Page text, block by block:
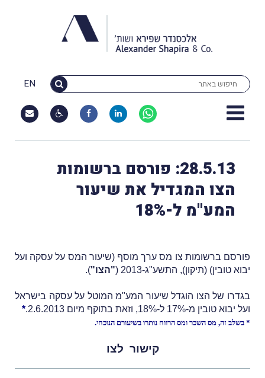
EN
28.5.13: פורסם ברשומות
הצו המגדיל את שיעור
המע"מ ל-18%
פורסם ברשומות צו מס ערך מוסף (שיעור המס על עסקה ועל
יבוא טובין) (תיקון), התשע"ג-2013 (
"הצו").
בגדרו של הצו הוגדל שיעור המע"מ המוטל על עסקה בישראל
ועל יבוא טובין מ-17% ל-18%, וזאת בתוקף מיום 2.6.2013.
*
* בשלב זה, מס השכר ומס הרווח נותרו בשיעורם הנוכחי.
קישור לצו